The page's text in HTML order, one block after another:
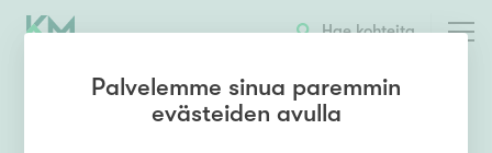
Hae kohteita
Palvelemme sinua paremmin
evästeiden avulla